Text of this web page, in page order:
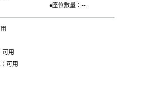
座位數量：--
可用
可用